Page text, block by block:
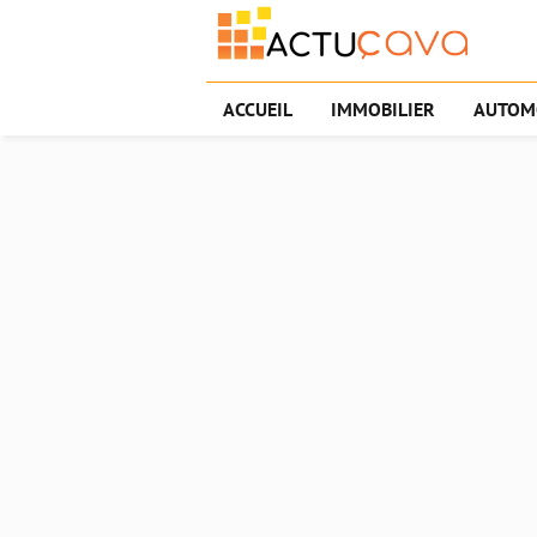
ACCUEIL IMMOBILIER